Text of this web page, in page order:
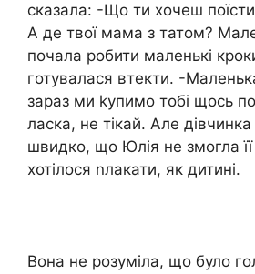
сказала: -Що ти хочеш
А де твої мама з татом?
почала робити маленькі
готувалася втекти. -
зараз ми kупимо тобі щось
ласка, не тікай. Але дівчинка
швидко, що Юлія не змогла її
хотілося nлакати, як дитині.
Вона не розуміла, що було